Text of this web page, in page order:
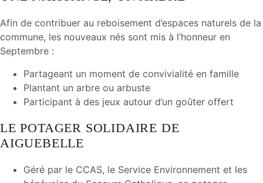
Afin de contribuer au reboisement d’espaces naturels de la
commune, les nouveaux nés sont mis à l’honneur en
Septembre :
Partageant un moment de convivialité en famille
Plantant un arbre ou arbuste
Participant à des jeux autour d’un goûter offert
LE POTAGER SOLIDAIRE DE
AIGUEBELLE
Géré par le CCAS, le Service Environnement et les